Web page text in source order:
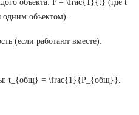
объекта: P = \frac{1}{t} (где t
объектом).
(если работают вместе):
t_{общ} = \frac{1}{P_{общ}}.